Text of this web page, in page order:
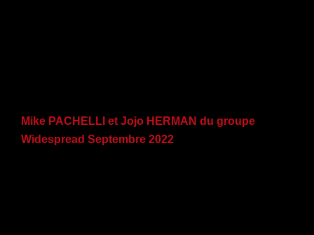
Mike PACHELLI et Jojo HERMAN du groupe
Widespread Septembre 2022